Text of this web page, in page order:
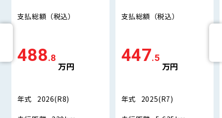
支払総額 （税込）
488.8
万円
年式 2026(R8)
支払総額 （税込）
447.5
万円
年式 2025(R7)